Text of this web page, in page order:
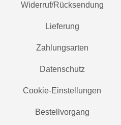
Widerruf/Rücksendung
Lieferung
Zahlungsarten
Datenschutz
Cookie-Einstellungen
Bestellvorgang